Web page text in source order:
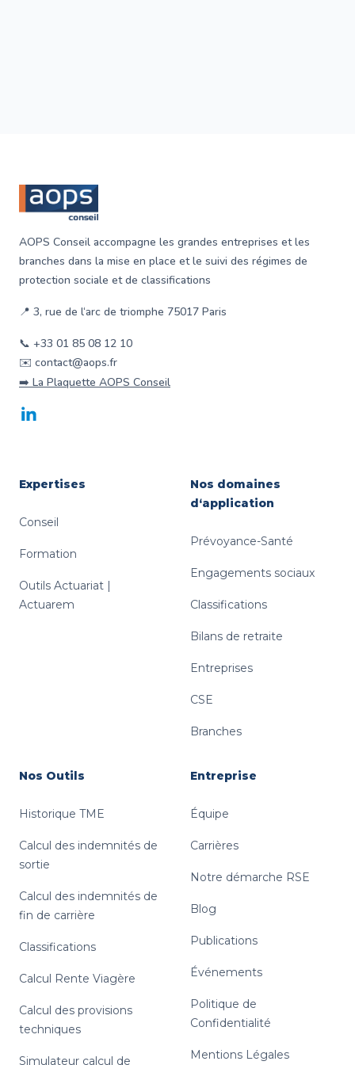
AOPS Conseil accompagne les grandes entreprises et les
branches dans la mise en place et le suivi des régimes de
protection sociale et de classifications
📍 3, rue de l‘arc de triomphe 75017 Paris
📞 +33 01 85 08 12 10
✉️ contact@aops.fr
➡️ La Plaquette AOPS Conseil
LinkedIn
Expertises
Conseil
Formation
Outils Actuariat |
Actuarem
Nos domaines
d‘application
Prévoyance-Santé
Engagements sociaux
Classifications
Bilans de retraite
Entreprises
CSE
Branches
Nos Outils
Historique TME
Calcul des indemnités de
sortie
Calcul des indemnités de
fin de carrière
Classifications
Calcul Rente Viagère
Calcul des provisions
techniques
Simulateur calcul de
Entreprise
Équipe
Carrières
Notre démarche RSE
Blog
Publications
Événements
Politique de
Confidentialité
Mentions Légales